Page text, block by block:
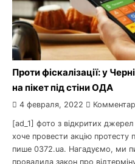
Проти фіскалізації: у
на пікет під стіни ОДА
4 февраля, 2022
[ad_1] фото з відкритих
хоче провести акцію протесту
пише 0372.ua. Нагадуємо, ми
провалила закон про